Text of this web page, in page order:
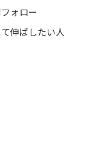
ォロー
伸ばしたい人